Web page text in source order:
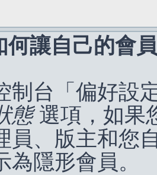
何讓自己的會
制台「偏好設
態選項，如果
員、版主和您
為隱形會員。